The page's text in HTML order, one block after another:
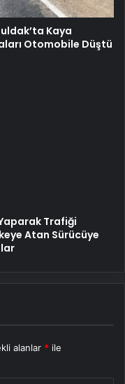
Kaya
Otomobile Düştü
Trafiği
Atan Sürücüye
alanlar * ile